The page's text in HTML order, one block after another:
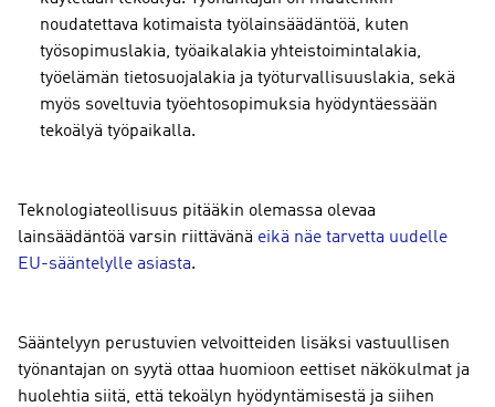
noudatettava kotimaista työlainsäädäntöä, kuten
työsopimuslakia, työaikalakia yhteistoimintalakia,
työelämän tietosuojalakia ja työturvallisuuslakia, sekä
myös soveltuvia työehtosopimuksia hyödyntäessään
tekoälyä työpaikalla.
Teknologiateollisuus pitääkin olemassa olevaa
lainsäädäntöä varsin riittävänä eikä näe tarvetta uudelle
EU-sääntelylle asiasta.
Sääntelyyn perustuvien velvoitteiden lisäksi vastuullisen
työnantajan on syytä ottaa huomioon eettiset näkökulmat ja
huolehtia siitä, että tekoälyn hyödyntämisestä ja siihen